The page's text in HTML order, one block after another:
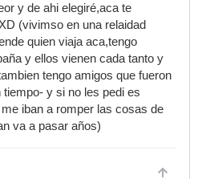
y de ahi elegiré,aca te
(vivimso en una relaidad
quien viaja aca,tengo
y ellos vienen cada tanto y
tengo amigos que fueron
y si no les pedi es
iban a romper las cosas de
va a pasar años)